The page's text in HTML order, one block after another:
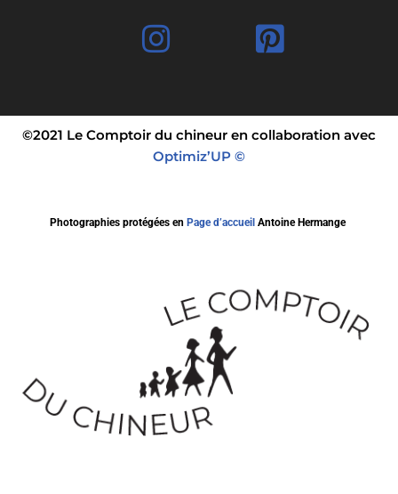
©2021 Le Comptoir du chineur en collaboration avec
Optimiz’UP ©
Photographies protégées en Page d’accueil Antoine Hermange